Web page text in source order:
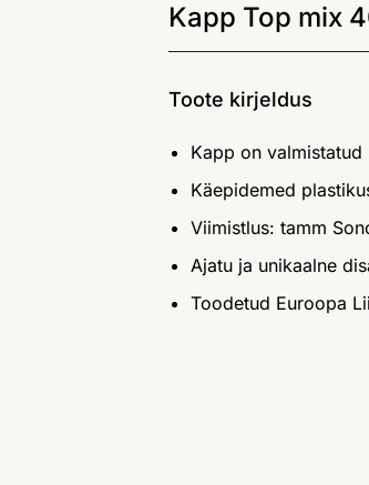
Kapp Top mix
Toote kirjeldus
Kapp on
Käepidemed
Viimistlus: tamm
Ajatu ja unikaalne
Toodetud Euroopa